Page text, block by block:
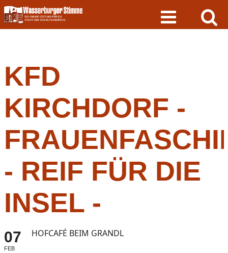
Skip
to
content
KFD
KIRCHDORF -
- REIF FÜR DIE
INSEL -
07
FEB
HOFCAFÉ BEIM GRANDL